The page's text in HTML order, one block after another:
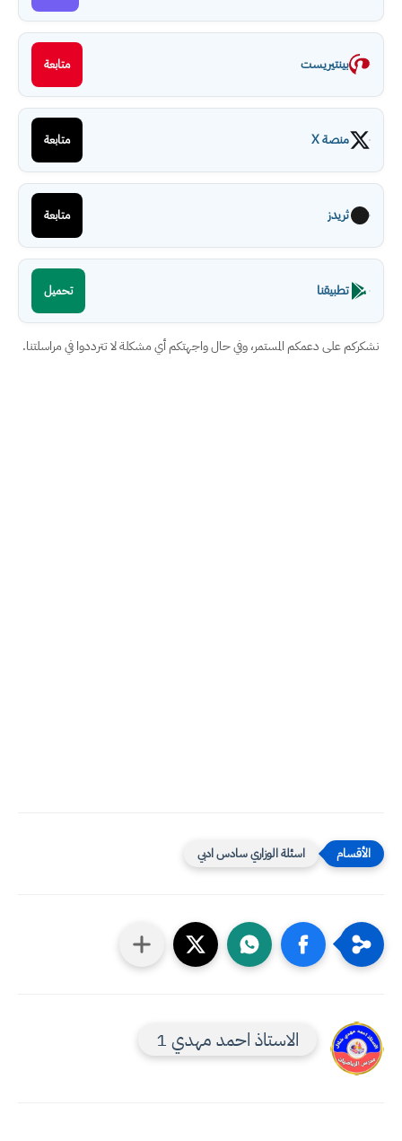
بينتيريست متابعة
منصة X متابعة
ثريدز متابعة
تطبيقنا تحميل
نشكركم على دعمكم المستمر، وفي حال واجهتكم أي مشكلة لا تترددوا في مراسلتنا.
اسئلة الوزاري سادس ادبي
الاستاذ احمد مهدي 1